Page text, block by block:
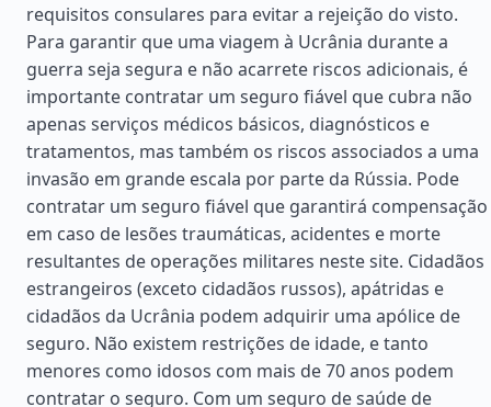
requisitos consulares para evitar a rejeição do visto.
Para garantir que uma viagem à Ucrânia durante a
guerra seja segura e não acarrete riscos adicionais, é
importante contratar um seguro fiável que cubra não
apenas serviços médicos básicos, diagnósticos e
tratamentos, mas também os riscos associados a uma
invasão em grande escala por parte da Rússia. Pode
contratar um seguro fiável que garantirá compensação
em caso de lesões traumáticas, acidentes e morte
resultantes de operações militares neste site. Cidadãos
estrangeiros (exceto cidadãos russos), apátridas e
cidadãos da Ucrânia podem adquirir uma apólice de
seguro. Não existem restrições de idade, e tanto
menores como idosos com mais de 70 anos podem
contratar o seguro. Com um seguro de saúde de